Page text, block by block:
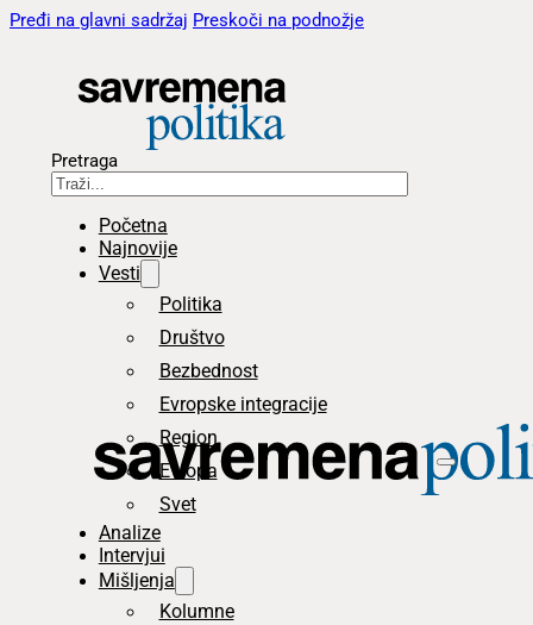
Pređi na glavni sadržaj Preskoči na podnožje
Pretraga
Početna
Najnovije
Vesti
Politika
Društvo
Bezbednost
Evropske integracije
Region
Evropa
Svet
Analize
Intervjui
Mišljenja
Kolumne